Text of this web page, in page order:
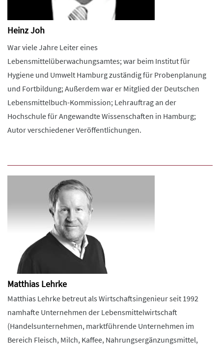
Heinz Joh
War viele Jahre Leiter eines
Lebensmittelüberwachungsamtes; war beim Institut für
Hygiene und Umwelt Hamburg zuständig für Probenplanung
und Fortbildung; Außerdem war er Mitglied der Deutschen
Lebensmittelbuch-Kommission; Lehrauftrag an der
Hochschule für Angewandte Wissenschaften in Hamburg;
Autor verschiedener Veröffentlichungen.
Matthias Lehrke
Matthias Lehrke betreut als Wirtschaftsingenieur seit 1992
namhafte Unternehmen der Lebensmittelwirtschaft
(Handelsunternehmen, marktführende Unternehmen im
Bereich Fleisch, Milch, Kaffee, Nahrungsergänzungsmittel,